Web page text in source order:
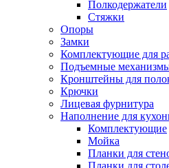
Полкодержатели
Стяжки
Опоры
Замки
Комплектующие для
Подъемные
Кронштейны для
Крючки
Лицевая фурнитура
Наполнение для
Комплектующие
Мойка
Планки для
Планки для